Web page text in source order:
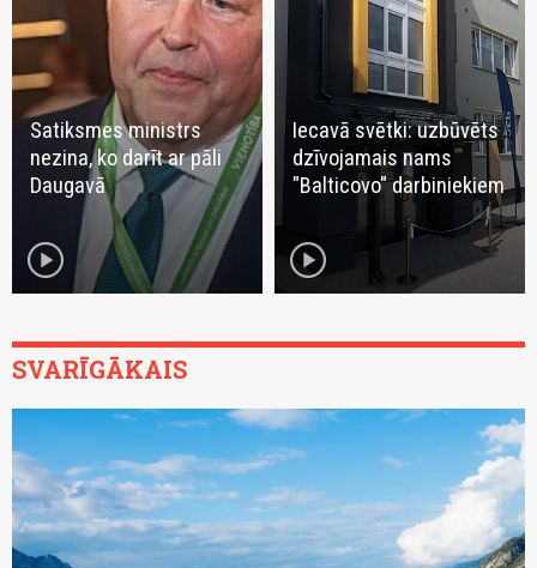
Satiksmes ministrs
nezina, ko darīt ar pāli
Daugavā
play_circle
Iecavā svētki: uzbūvēts
dzīvojamais nams
"Balticovo" darbiniekiem
play_circle
SVARĪGĀKAIS